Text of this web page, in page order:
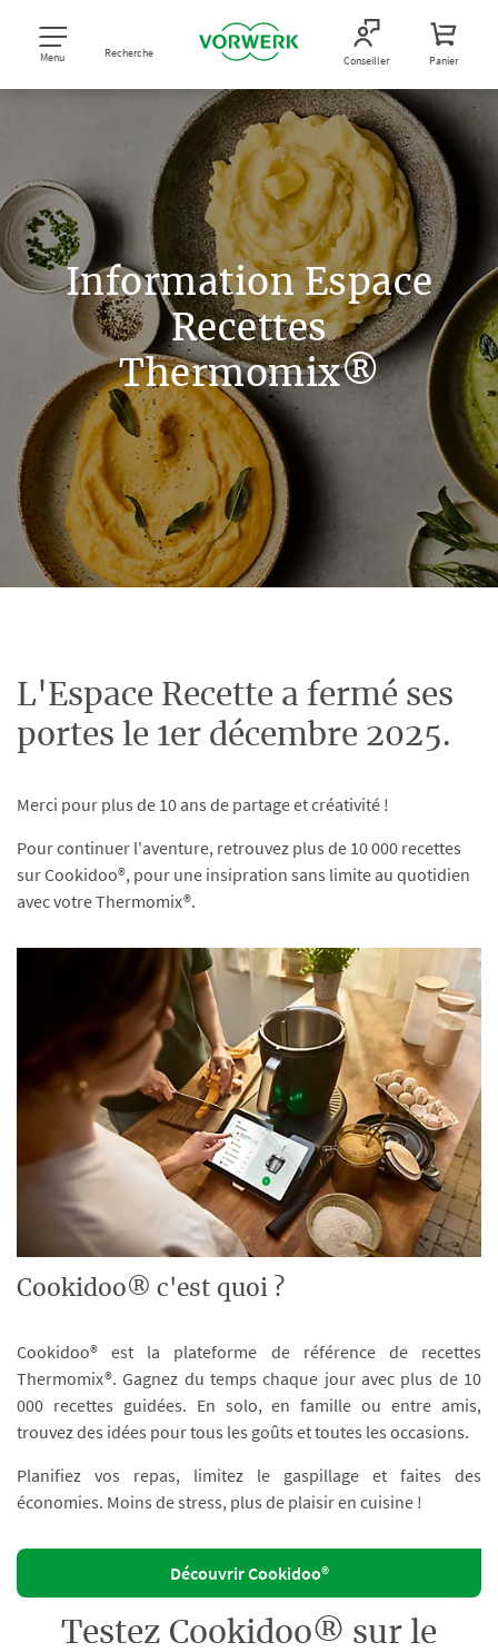
Menu Recherche Conseiller Panier
Information Espace
Recettes
Thermomix®
L'Espace Recette a fermé ses
portes le 1er décembre 2025.
Merci pour plus de 10 ans de partage et créativité !
Pour continuer l'aventure, retrouvez plus de 10 000 recettes
sur Cookidoo®, pour une insipration sans limite au quotidien
avec votre Thermomix®.
Cookidoo® c'est quoi ?
Cookidoo® est la plateforme de référence de recettes
Thermomix®. Gagnez du temps chaque jour avec plus de 10
000 recettes guidées. En solo, en famille ou entre amis,
trouvez des idées pour tous les goûts et toutes les occasions.
Planifiez vos repas, limitez le gaspillage et faites des
économies. Moins de stress, plus de plaisir en cuisine !
Découvrir Cookidoo®
Testez Cookidoo® sur le